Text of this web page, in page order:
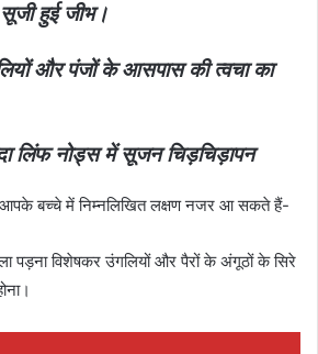
हुई जीभ।
और पंजों के आसपास की त्वचा का
लिंफ नोड्स में सूजन चिड़चिड़ापन
आपके बच्चे में निम्नलिखित लक्षण नजर आ सकते हैं-
पड़ना विशेषकर उंगलियों और पैरों के अंगूठों के सिरे